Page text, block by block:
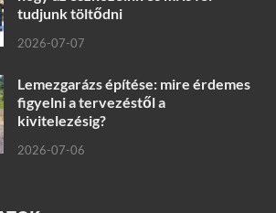
tudjunk töltődni
2026-07-07
Lemezgarázs építése: mire érdemes
figyelni a tervezéstől a
kivitelezésig?
2026-07-06